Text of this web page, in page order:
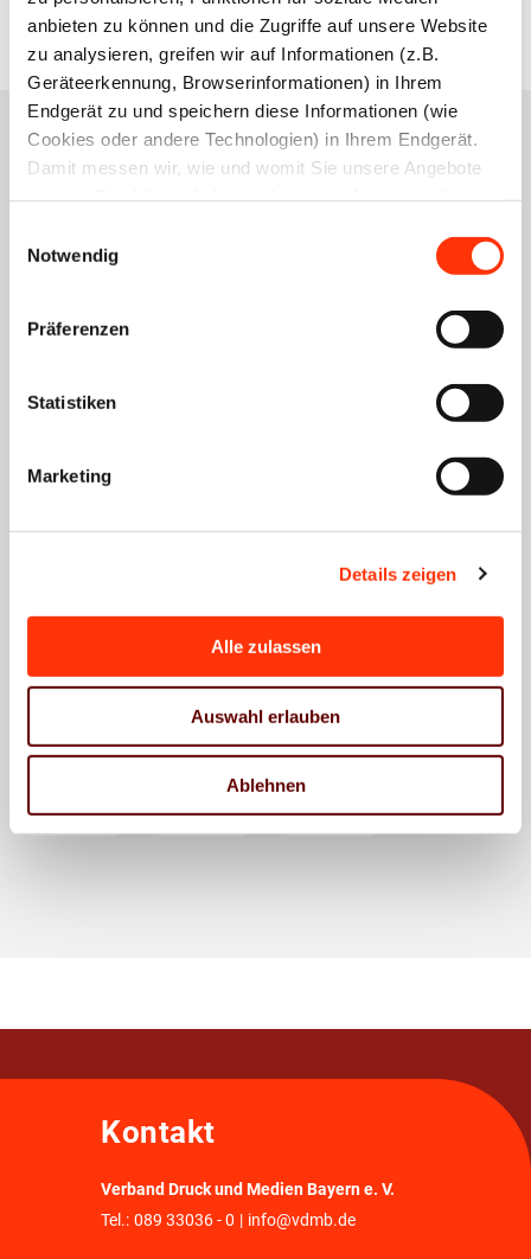
anbieten zu können und die Zugriffe auf unsere Website
zu analysieren, greifen wir auf Informationen (z.B.
Geräteerkennung, Browserinformationen) in Ihrem
Endgerät zu und speichern diese Informationen (wie
Cookies oder andere Technologien) in Ihrem Endgerät.
Damit messen wir, wie und womit Sie unsere Angebote
Werbung und Analysen weiter. Ihre Daten können mit
mehreren ausgewählten Partnern geteilt werden, die sich
je nach unseren aktuellen Geschäftsbeziehungen ändern
können. Indem Sie „Alle zulassen“ klicken, stimmen Sie
und Datenverarbeitung zu.
Notwendig
Präferenzen
Statistiken
Marketing
Details zeigen
Alle zulassen
Auswahl erlauben
Ablehnen
Das könnte Sie auch
interessieren
Branchendaten:
Deutsche
24.
Deutsche
Quartal
2025
26.
November
Branchendaten:
Deutsche
Druck-
Quartal
2025
01.
Kontakt
Verband Druck und Medien Bayern e. V.
Tel.: 089 33036 - 0 | info@vdmb.de